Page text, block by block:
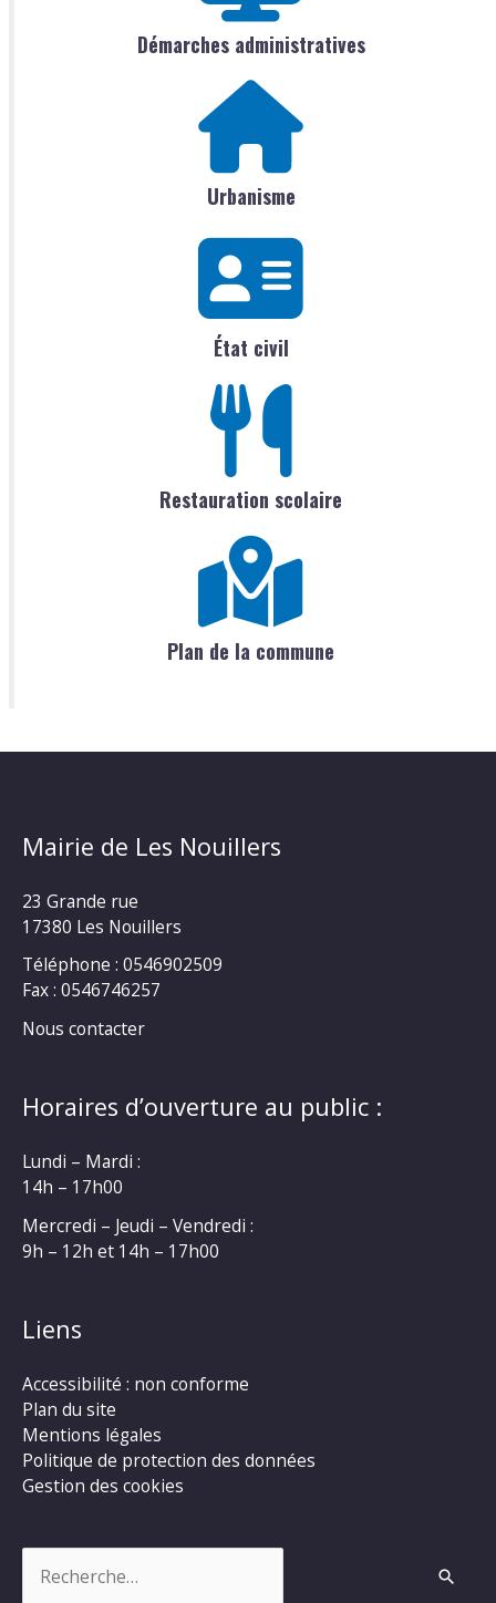
Démarches administratives
Urbanisme
État civil
Restauration scolaire
Plan de la commune
Mairie de Les Nouillers
23 Grande rue
17380 Les Nouillers
Téléphone : 0546902509
Fax : 0546746257
Nous contacter
Horaires d’ouverture au public :
Lundi – Mardi :
14h – 17h00
Mercredi – Jeudi – Vendredi :
9h – 12h et 14h – 17h00
Liens
Accessibilité : non conforme
Plan du site
Mentions légales
Politique de protection des données
Gestion des cookies